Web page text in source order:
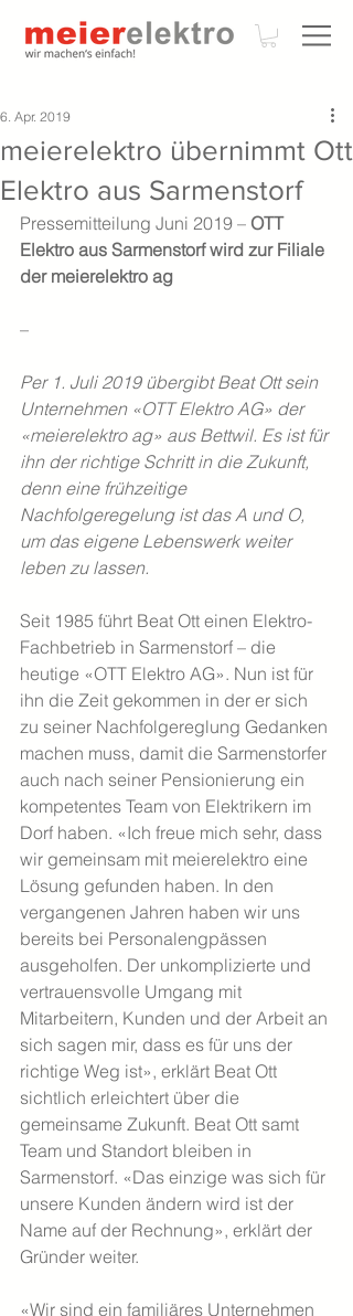
meierelektro übernimmt Ott
Elektro aus Sarmenstorf
6. Apr. 2019
Pressemitteilung Juni 2019 – OTT
Elektro aus Sarmenstorf wird zur Filiale
der meierelektro ag
–
Per 1. Juli 2019 übergibt Beat Ott sein
Unternehmen «OTT Elektro AG» der
«meierelektro ag» aus Bettwil. Es ist für
ihn der richtige Schritt in die Zukunft,
denn eine frühzeitige
Nachfolgeregelung ist das A und O,
um das eigene Lebenswerk weiter
leben zu lassen.
Seit 1985 führt Beat Ott einen Elektro-
Fachbetrieb in Sarmenstorf – die
heutige «OTT Elektro AG». Nun ist für
ihn die Zeit gekommen in der er sich
zu seiner Nachfolgereglung Gedanken
machen muss, damit die Sarmenstorfer
auch nach seiner Pensionierung ein
kompetentes Team von Elektrikern im
Dorf haben. «Ich freue mich sehr, dass
wir gemeinsam mit meierelektro eine
Lösung gefunden haben. In den
vergangenen Jahren haben wir uns
bereits bei Personalengpässen
ausgeholfen. Der unkomplizierte und
vertrauensvolle Umgang mit
Mitarbeitern, Kunden und der Arbeit an
sich sagen mir, dass es für uns der
richtige Weg ist», erklärt Beat Ott
sichtlich erleichtert über die
gemeinsame Zukunft. Beat Ott samt
Team und Standort bleiben in
Sarmenstorf. «Das einzige was sich für
unsere Kunden ändern wird ist der
Name auf der Rechnung», erklärt der
Gründer weiter.
«Wir sind ein familiäres Unternehmen